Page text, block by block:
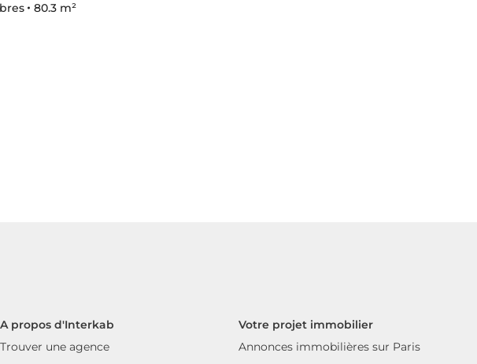
80.3 m²
A propos d'Interkab
Trouver une agence
Votre projet immobilier
Annonces immobilières sur Paris